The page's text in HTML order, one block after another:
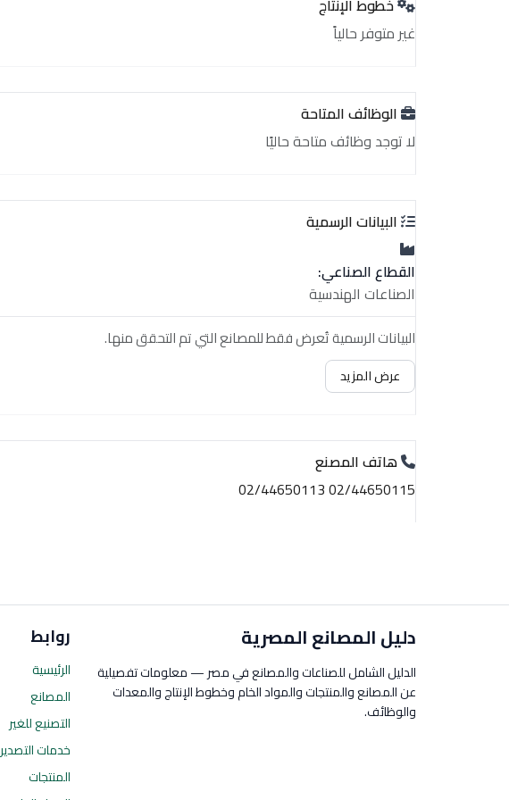
خطوط الإنتاج
غير متوفر حالياً
الوظائف المتاحة
لا توجد وظائف متاحة حاليًا
البيانات الرسمية
القطاع الصناعي:
الصناعات الهندسية
البيانات الرسمية تُعرض فقط للمصانع التي تم التحقق منها.
عرض المزيد
هاتف المصنع
02/44650115 02/44650113
دليل المصانع المصرية
الدليل الشامل للصناعات والمصانع في مصر — معلومات تفصيلية
عن المصانع والمنتجات والمواد الخام وخطوط الإنتاج والمعدات
والوظائف.
روابط
الرئيسية
المصانع
التصنيع للغير
خدمات التصدير
المنتجات